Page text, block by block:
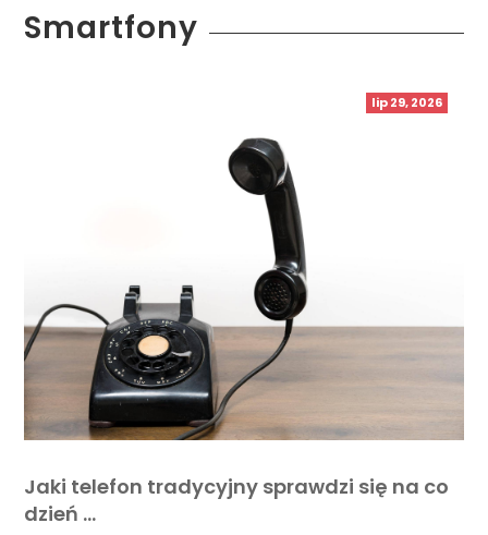
Smartfony
lip 29, 2026
Jaki telefon tradycyjny sprawdzi się na co
dzień …